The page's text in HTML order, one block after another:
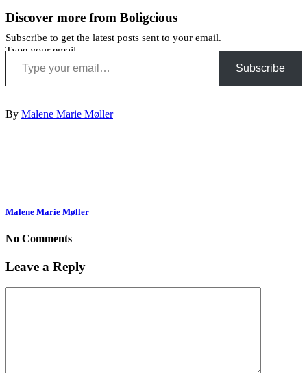
Discover more from Boligcious
Subscribe to get the latest posts sent to your email.
Type your email…
Subscribe
By Malene Marie Møller
Malene Marie Møller
No Comments
Leave a Reply